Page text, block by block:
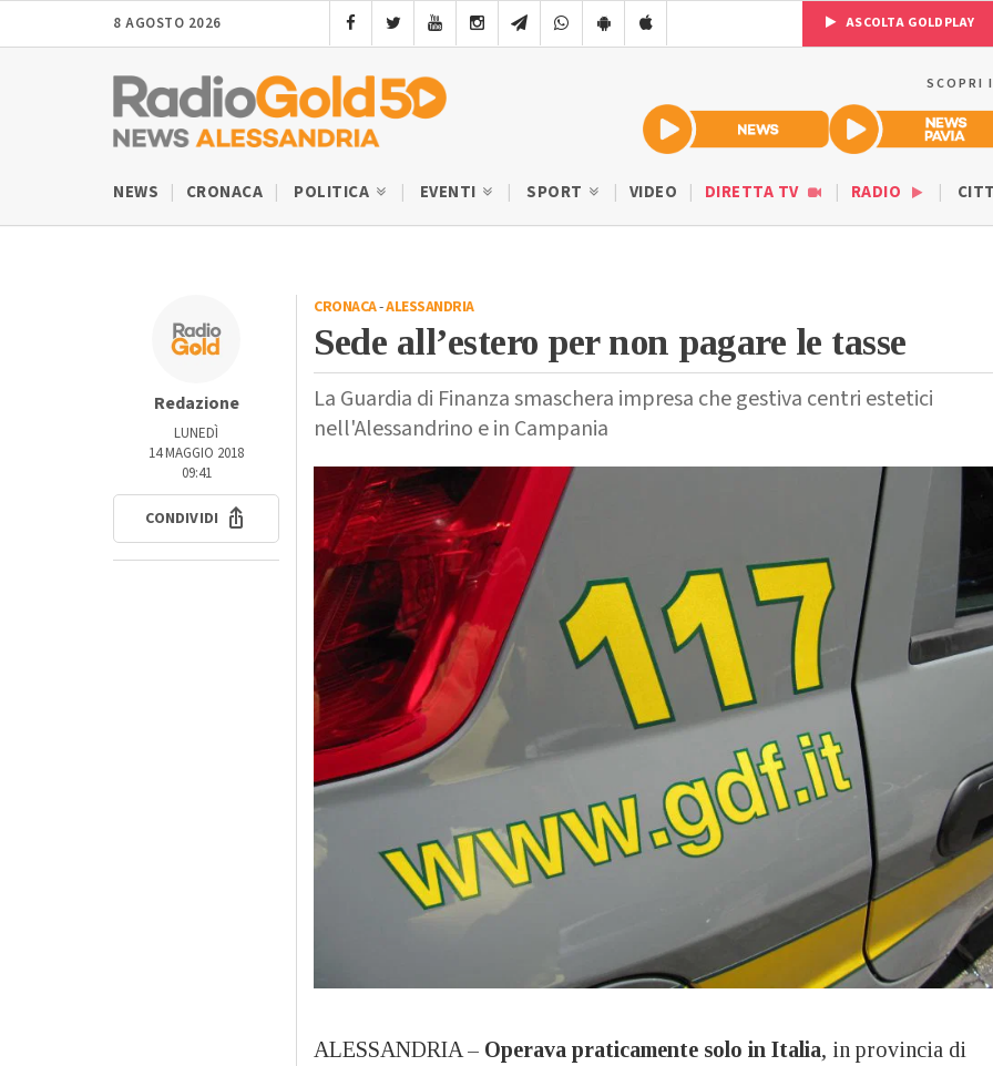
8 AGOSTO 2026 ASCOLTA GOLDPLAY
SCOPRI
NEWS CRONACA POLITICA EVENTI SPORT VIDEO DIRETTA TV RADIO
Redazione
LUNEDÌ
14 MAGGIO 2018
09:41
CONDIVIDI
CRONACA-ALESSANDRIA
Sede all’estero per non pagare le tasse
La Guardia di Finanza smaschera impresa che gestiva centri estetici
nell'Alessandrino e in Campania
ALESSANDRIA – Operava praticamente solo in Italia, in provincia di